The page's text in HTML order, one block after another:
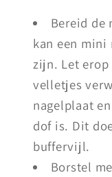
Bereid de
kan een mini
zijn. Let
velletjes
nagelplaat
dof is. Dit
buffervijl.
Borstel